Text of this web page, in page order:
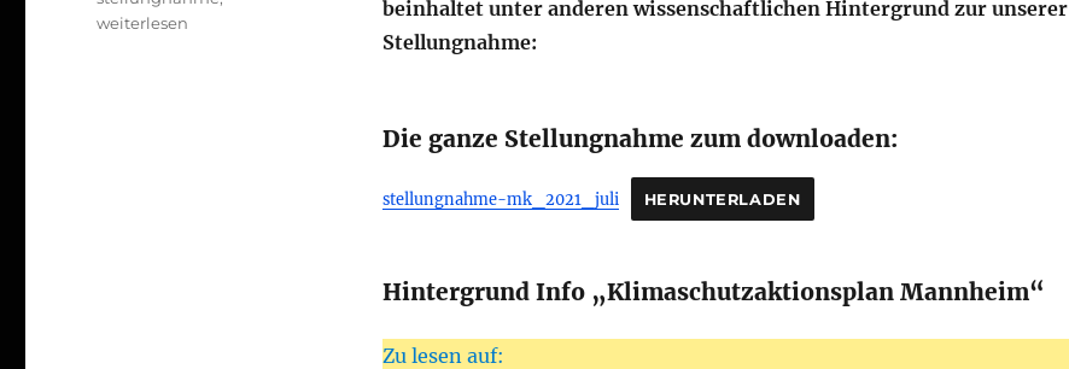
beinhaltet unter anderen wissenschaftlichen Hintergrund zur unserer
Stellungnahme:
Die ganze Stellungnahme zum downloaden:
stellungnahme-mk_2021_juli HERUNTERLADEN
Hintergrund Info „Klimaschutzaktionsplan Mannheim“
Zu lesen auf:
weiterlesen